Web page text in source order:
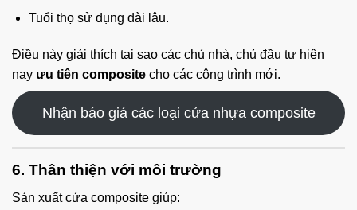
Tuổi thọ sử dụng dài lâu.
Điều này giải thích tại sao các chủ nhà, chủ đầu tư hiện
nay ưu tiên composite cho các công trình mới.
Nhận báo giá các loại cửa nhựa composite
6. Thân thiện với môi trường
Sản xuất cửa composite giúp: